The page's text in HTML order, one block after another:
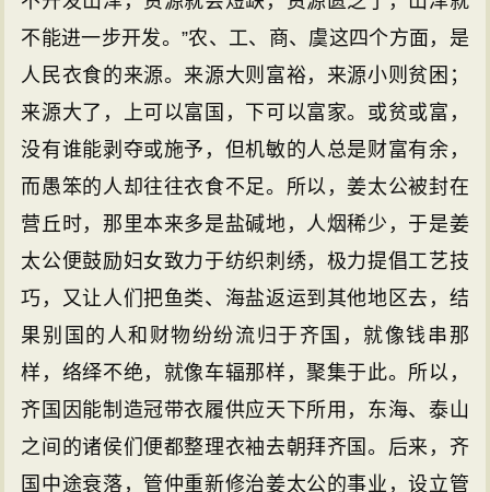
不能进一步开发。”农、工、商、虞这四个方面，是
人民衣食的来源。来源大则富裕，来源小则贫困；
来源大了，上可以富国，下可以富家。或贫或富，
没有谁能剥夺或施予，但机敏的人总是财富有余，
而愚笨的人却往往衣食不足。所以，姜太公被封在
营丘时，那里本来多是盐碱地，人烟稀少，于是姜
太公便鼓励妇女致力于纺织刺绣，极力提倡工艺技
巧，又让人们把鱼类、海盐返运到其他地区去，结
果别国的人和财物纷纷流归于齐国，就像钱串那
样，络绎不绝，就像车辐那样，聚集于此。所以，
齐国因能制造冠带衣履供应天下所用，东海、泰山
之间的诸侯们便都整理衣袖去朝拜齐国。后来，齐
国中途衰落，管仲重新修治姜太公的事业，设立管